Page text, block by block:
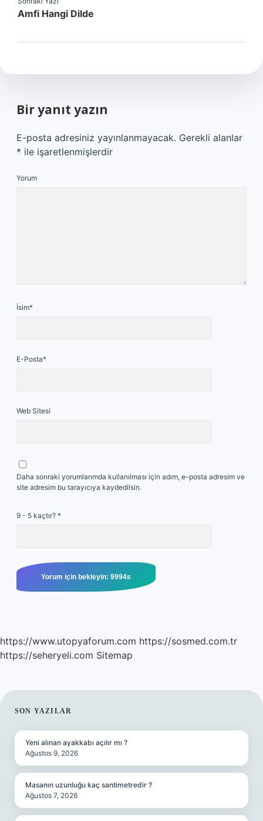
Amfi Hangi Dilde
Bir yanıt yazın
E-posta adresiniz yayınlanmayacak. Gerekli alanlar
* ile işaretlenmişlerdir
Yorum
İsim*
E-Posta*
Web Sitesi
Daha sonraki yorumlarımda kullanılması için adım, e-posta adresim ve
site adresim bu tarayıcıya kaydedilsin.
9 - 5 kaçtır? *
https://www.utopyaforum.com https://sosmed.com.tr
https://seheryeli.com Sitemap
SIDEBAR
SON YAZILAR
Yeni alınan ayakkabı açılır mı ?
Ağustos 9, 2026
Masanın uzunluğu kaç santimetredir ?
Ağustos 7, 2026